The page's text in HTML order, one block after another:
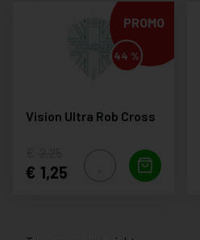
PROMO
44 %
Vision Ultra Rob Cross
1,25